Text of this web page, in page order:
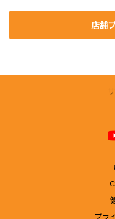
店舗
トヨタカローラ博多 公式
プラ